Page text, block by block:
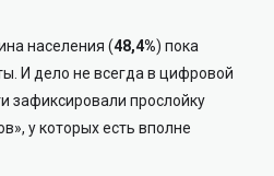
населения (48,4%) пока
И дело не всегда в цифровой
зафиксировали прослойку
у которых есть вполне